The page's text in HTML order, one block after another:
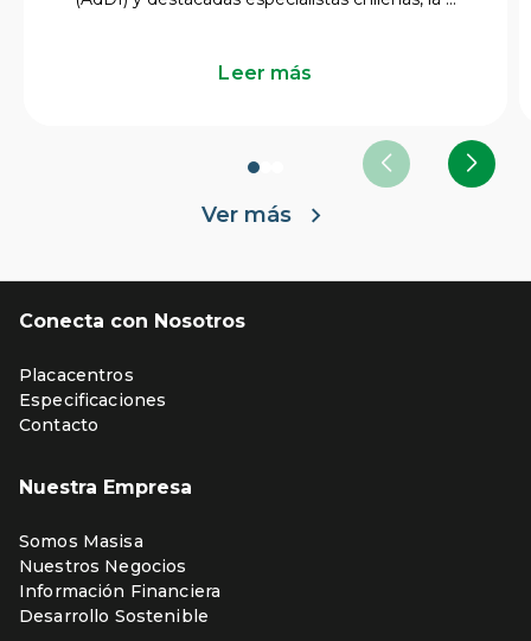
Leer más
Ver más
Conecta con Nosotros
Placacentros
Especificaciones
Contacto
Nuestra Empresa
Somos Masisa
Nuestros Negocios
Información Financiera
Desarrollo Sostenible